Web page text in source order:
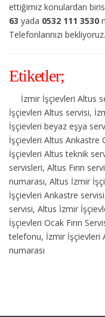
ettiğimiz konulardan
63 yada 0532 111 3530
Telefonlarınızı bekliyoruz.
Etiketler;
İzmir İşçievleri Altus
İşçievleri Altus servisi,
İşçievleri beyaz eşya
İşçievleri Altus Ankastre
İşçievleri Altus teknik
servisleri, Altus Fırın
numarası, Altus İzmir
İşçievleri Ankastre
servisi, Altus İzmir
İşçievleri Ocak Fırın
telefonu, İzmir İşçievleri
numarası